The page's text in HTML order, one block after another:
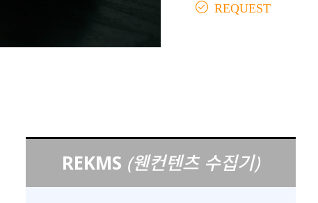
REQUEST
REKMS (웬컨텐츠 수집기)